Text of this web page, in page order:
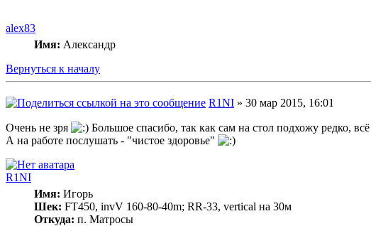
alex83
Имя: Александр
Вернуться к началу
R1NI » 30 мар 2015, 16:01
Очень не зря
Большое спасибо, так как сам на стол подхожу редко,
А на работе послушать - "чистое здоровье"
R1NI
Имя: Игорь
Шек: FT450, invV 160-80-40m; RR-33, vertical на 30м
Откуда: п. Матросы